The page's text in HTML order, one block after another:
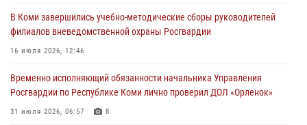
02 августа 2026, 06:17
В Койгородском районе местный житель обратился в Росгвардию
31 июля 2026, 10:55
Временно исполняющий обязанности начальника Управления
В Коми завершились учебно-методические сборы руководителей
филиалов вневедомственной охраны Росгвардии
16 июля 2026, 12:46
Временно исполняющий обязанности начальника Управления
Росгвардии по Республике Коми лично проверил ДОЛ «Орленок»
31 июля 2026, 06:57 8